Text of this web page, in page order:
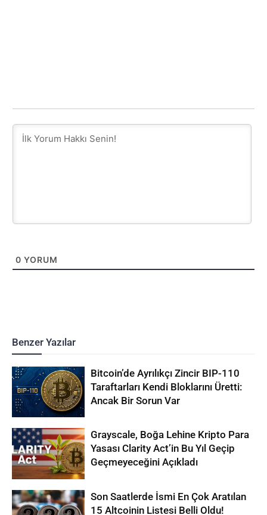
0 YORUM
Benzer Yazılar
Bitcoin’de Ayrılıkçı Zincir BIP-110
Taraftarları Kendi Bloklarını Üretti:
Ancak Bir Sorun Var
Grayscale, Boğa Lehine Kripto Para
Yasası Clarity Act’in Bu Yıl Geçip
Geçmeyeceğini Açıkladı
Son Saatlerde İsmi En Çok Aratılan
15 Altcoinin Listesi Belli Oldu!